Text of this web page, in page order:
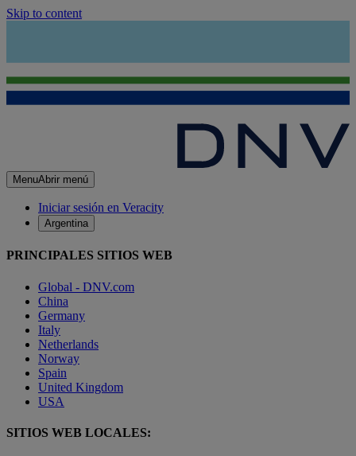
Skip to content
MenuAbrir menú
Iniciar sesión en Veracity
Argentina
PRINCIPALES SITIOS WEB
Global - DNV.com
China
Germany
Italy
Netherlands
Norway
Spain
United Kingdom
USA
SITIOS WEB LOCALES: